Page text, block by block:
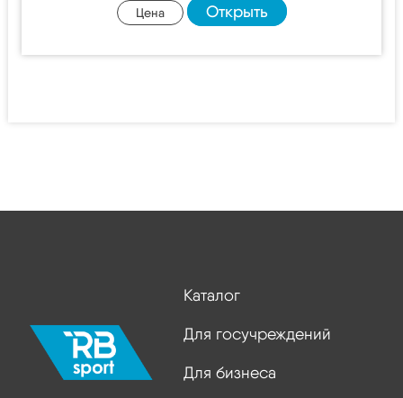
Цена Открыть
Каталог
Для госучреждений
Для бизнеса